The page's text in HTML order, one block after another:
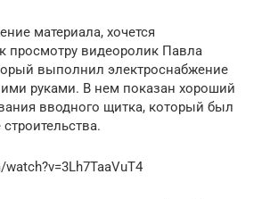
материала, хочется
просмотру видеоролик Павла
выполнил электроснабжение
руками. В нем показан хороший
вводного щитка, который был